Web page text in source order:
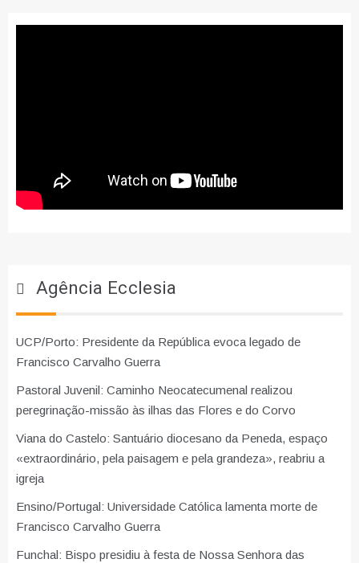
Agência Ecclesia
UCP/Porto: Presidente da República evoca legado de
Francisco Carvalho Guerra
Pastoral Juvenil: Caminho Neocatecumenal realizou
peregrinação-missão às ilhas das Flores e do Corvo
Viana do Castelo: Santuário diocesano da Peneda, espaço
«extraordinário, pela paisagem e pela grandeza», reabriu a
igreja
Ensino/Portugal: Universidade Católica lamenta morte de
Francisco Carvalho Guerra
Funchal: Bispo presidiu à festa de Nossa Senhora das